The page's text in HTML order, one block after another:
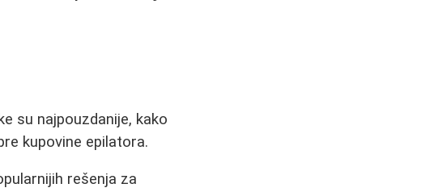
su najpouzdanije, kako
kupovine epilatora.
rešenja za